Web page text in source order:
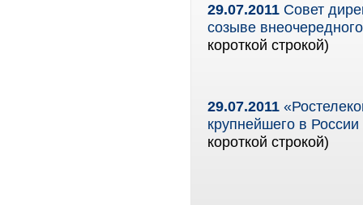
29.07.2011 Совет
созыве
короткой строкой)
29.07.2011
крупнейшего в
короткой строкой)